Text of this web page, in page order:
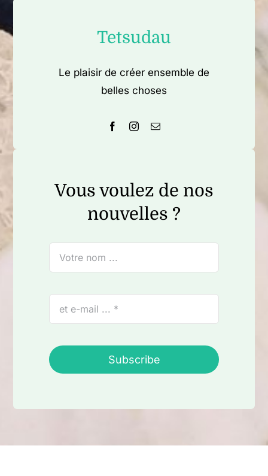
Tetsudau
Le plaisir de créer ensemble de
belles choses
Vous voulez de nos
nouvelles ?
Subscribe